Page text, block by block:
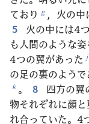
ており g ，火の
5
火の中には4
も人間のような姿
4つの翼があった j
の足の裏のよう
k 。 8
四方の翼
物それぞれに顔と
れ合っていた。4